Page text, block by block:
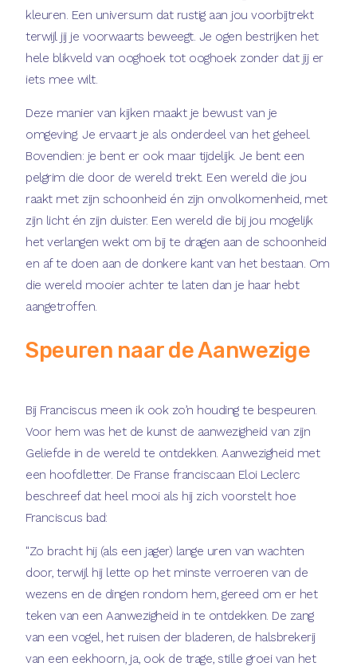
kleuren. Een universum dat rustig aan jou voorbijtrekt
terwijl jij je voorwaarts beweegt. Je ogen bestrijken het
hele blikveld van ooghoek tot ooghoek zonder dat jij er
iets mee wilt.
Deze manier van kijken maakt je bewust van je
omgeving. Je ervaart je als onderdeel van het geheel.
Bovendien: je bent er ook maar tijdelijk. Je bent een
pelgrim die door de wereld trekt. Een wereld die jou
raakt met zijn schoonheid én zijn onvolkomenheid, met
zijn licht én zijn duister. Een wereld die bij jou mogelijk
het verlangen wekt om bij te dragen aan de schoonheid
en af te doen aan de donkere kant van het bestaan. Om
die wereld mooier achter te laten dan je haar hebt
aangetroffen.
Speuren naar de Aanwezige
Bij Franciscus meen ik ook zo’n houding te bespeuren.
Voor hem was het de kunst de aanwezigheid van zijn
Geliefde in de wereld te ontdekken. Aanwezigheid met
een hoofdletter. De Franse franciscaan Eloi Leclerc
beschreef dat heel mooi als hij zich voorstelt hoe
Franciscus bad:
"Zo bracht hij (als een jager) lange uren van wachten
door, terwijl hij lette op het minste verroeren van de
wezens en de dingen rondom hem, gereed om er het
teken van een Aanwezigheid in te ontdekken. De zang
van een vogel, het ruisen der bladeren, de halsbrekerij
van een eekhoorn, ja, ook de trage, stille groei van het